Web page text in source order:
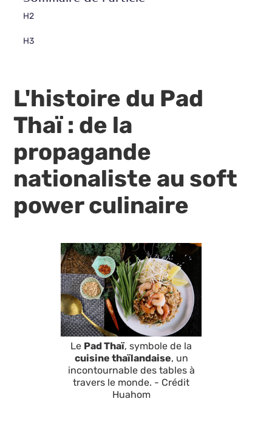
H2
H3
L'histoire du Pad
Thaï : de la
propagande
nationaliste au soft
power culinaire
Le Pad Thaï, symbole de la
cuisine thaïlandaise, un
incontournable des tables à
travers le monde. - Crédit
Huahom